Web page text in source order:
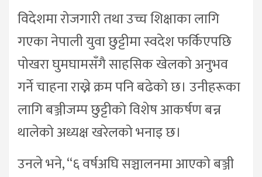
विदेशमा रोजगारी तथा उच्च शिक्षाका लागि
गएका नेपाली युवा छुट्टीमा स्वदेश फर्किएपछि
पोखरा घुमघामसँगै साहसिक खेलको अनुभव
गर्ने चाहना राख्ने क्रम पनि बढेको छ। उनीहरूका
लागि बञ्जीजम्प छुट्टीको विशेष आकर्षण बन्न
थालेको अध्यक्ष खरेलको भनाइ छ।
उनले भने, “६ वर्षअघि सञ्चालनमा आएको बञ्जी